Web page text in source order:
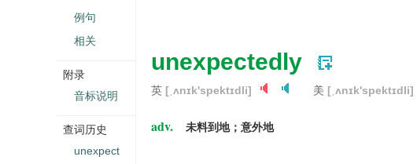
unexpectedly
英 [ˌʌnɪk'spektɪdli] 美 [ˌʌnɪk'spektɪdli]
adv. 未料到地；意外地
例句
相关
附录
音标说明
查词历史
unexpect